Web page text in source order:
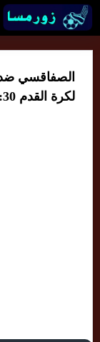
الصفاقسي ضد
لكرة القدم 3:30